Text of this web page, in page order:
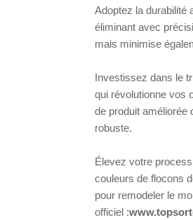
Adoptez la durabilité
éliminant avec
mais minimise
Investissez dans le
qui révolutionne vos
de produit améliorée
robuste.
Élevez votre
couleurs de flocons
pour remodeler le
officiel :